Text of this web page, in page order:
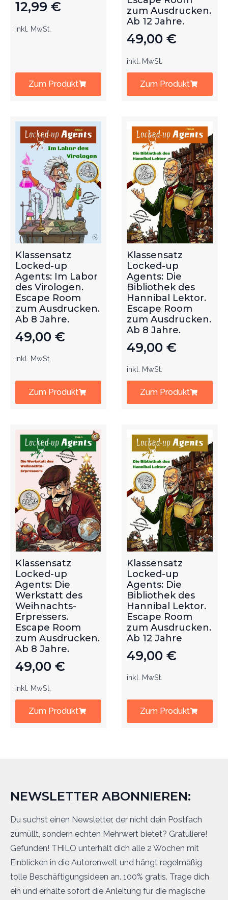
12,99 €
inkl. MwSt.
Zum Produkt
zum Ausdrucken.
Ab 12 Jahre.
49,00 €
inkl. MwSt.
Zum Produkt
Klassensatz
Locked-up
Agents: Im Labor
des Virologen.
Escape Room
zum Ausdrucken.
Ab 8 Jahre.
49,00 €
inkl. MwSt.
Zum Produkt
Klassensatz
Locked-up
Agents: Die
Bibliothek des
Hannibal Lektor.
Escape Room
zum Ausdrucken.
Ab 8 Jahre.
49,00 €
inkl. MwSt.
Zum Produkt
Klassensatz
Locked-up
Agents: Die
Werkstatt des
Weihnachts-
Erpressers.
Escape Room
zum Ausdrucken.
Ab 8 Jahre.
49,00 €
inkl. MwSt.
Zum Produkt
Klassensatz
Locked-up
Agents: Die
Bibliothek des
Hannibal Lektor.
Escape Room
zum Ausdrucken.
Ab 12 Jahre
49,00 €
inkl. MwSt.
Zum Produkt
NEWSLETTER ABONNIEREN:
Du suchst einen Newsletter, der nicht dein Postfach
zumüllt, sondern echten Mehrwert bietet? Gratuliere!
Gefunden! THiLO unterhält dich alle 2 Wochen mit
Einblicken in die Autorenwelt und hängt regelmäßig
tolle Beschäftigungsideen an. 100% gratis. Trage dich
ein und erhalte sofort die Anleitung für die magische